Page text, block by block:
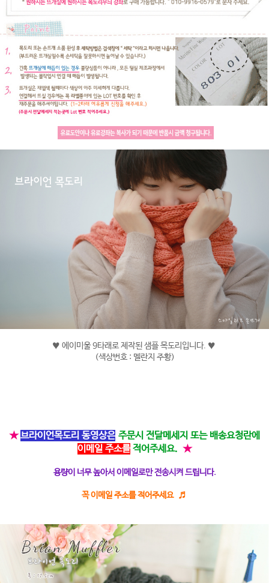
♥ 에이미울 9타래로 제작된 샘플 목도리입니다. ♥
(색상번호 : 멜란지 주황)
★ 브라이언목도리 동영상은 주문시 전달메세지 또는 배송요청란에
이메일 주소를 적어주세요. ★
용량이 너무 높아서 이메일로만 전송시켜 드립니다.
꼭 이메일 주소를 적어주세요 ♬